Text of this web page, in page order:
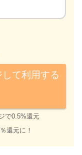
て利用する
で0.5%還元
還元に！